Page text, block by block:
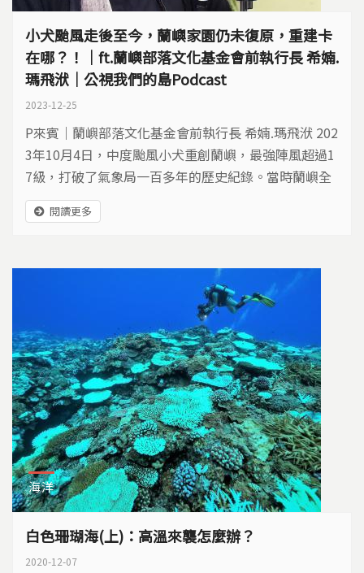
小犬颱風走後至今，蘭嶼家園仍未復原，重建卡
在哪？！｜ft.蘭嶼部落文化基金會前執行長 希婻.
瑪飛洑｜公視我們的島Podcast
2023-12-25
P來賓｜蘭嶼部落文化基金會前執行長 希婻.瑪飛洑 202
3年10月4日，中度颱風小犬重創蘭嶼，最強陣風超過1
7級，打破了氣象局一百多年的歷史紀錄。當時蘭嶼全
島災情非常嚴重，兩個月之後，蘭嶼重建依然相當艱
困。因為預算發包問題，蘭嶼環島公路至今路燈尚未完
民的漁船全毀，經濟生活陷入困境。建築房舍門窗毀
壞，到現在還是沒有玻璃材料跟專業師傅可以修繕。...
閱讀更多
海洋
白色珊瑚海(上)：高溫來襲怎麼辦？
2020-12-07